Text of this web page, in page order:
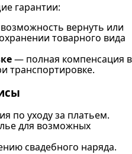
гарантии:
вернуть или
товарного вида
— полная компенсация в
транспортировке.
по уходу за платьем.
для возможных
свадебного наряда.